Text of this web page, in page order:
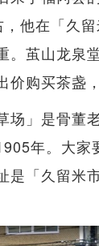
他在「久
。茧山龙泉
价购买茶盏
场」是骨董
年。大家
是「久留米